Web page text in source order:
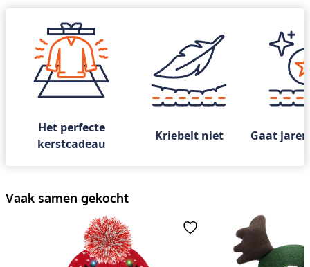
Het perfecte
kerstcadeau
Kriebelt niet Gaat
Vaak samen gekocht